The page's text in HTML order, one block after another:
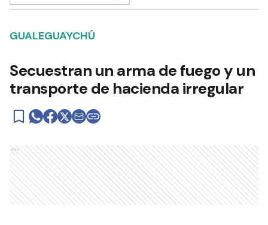
GUALEGUAYCHÚ
Secuestran un arma de fuego y un
transporte de hacienda irregular
Ads